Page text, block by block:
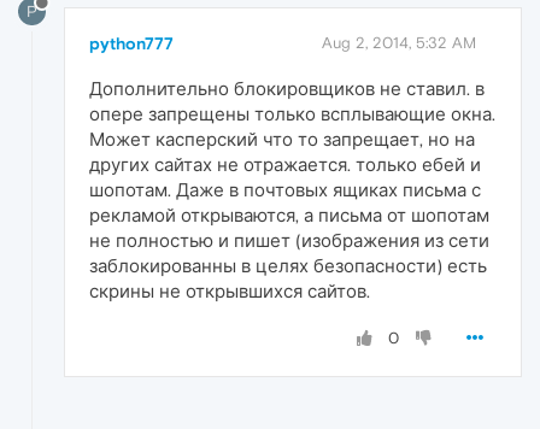
P
python777 Aug 2, 2014, 5:32 AM
Дополнительно блокировщиков не ставил. в
опере запрещены только всплывающие окна.
Может касперский что то запрещает, но на
других сайтах не отражается. только ебей и
шопотам. Даже в почтовых ящиках письма с
рекламой открываются, а письма от шопотам
не полностью и пишет (изображения из сети
заблокированны в целях безопасности) есть
скрины не открывшихся сайтов.
0